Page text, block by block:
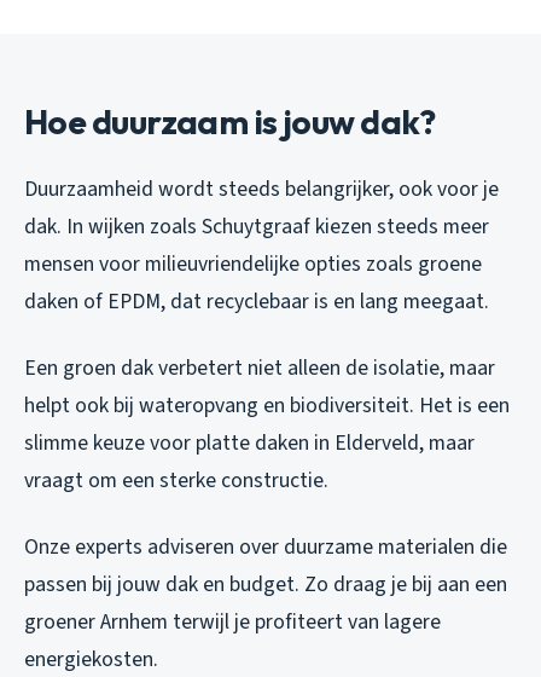
Hoe duurzaam is jouw dak?
Duurzaamheid wordt steeds belangrijker, ook voor je
dak. In wijken zoals Schuytgraaf kiezen steeds meer
mensen voor milieuvriendelijke opties zoals groene
daken of EPDM, dat recyclebaar is en lang meegaat.
Een groen dak verbetert niet alleen de isolatie, maar
helpt ook bij wateropvang en biodiversiteit. Het is een
slimme keuze voor platte daken in Elderveld, maar
vraagt om een sterke constructie.
Onze experts adviseren over duurzame materialen die
passen bij jouw dak en budget. Zo draag je bij aan een
groener Arnhem terwijl je profiteert van lagere
energiekosten.